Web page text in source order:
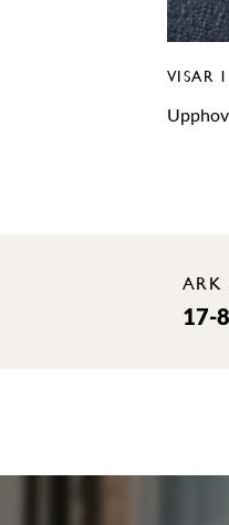
VISAR 1
ARK
17-